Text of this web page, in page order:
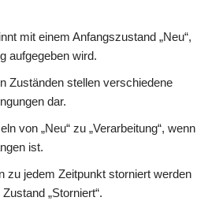
mit einem Anfangszustand „Neu“,
aufgegeben wird.
Zuständen stellen verschiedene
dar.
von „Neu“ zu „Verarbeitung“, wenn
ist.
zu jedem Zeitpunkt storniert werden
„Storniert“.